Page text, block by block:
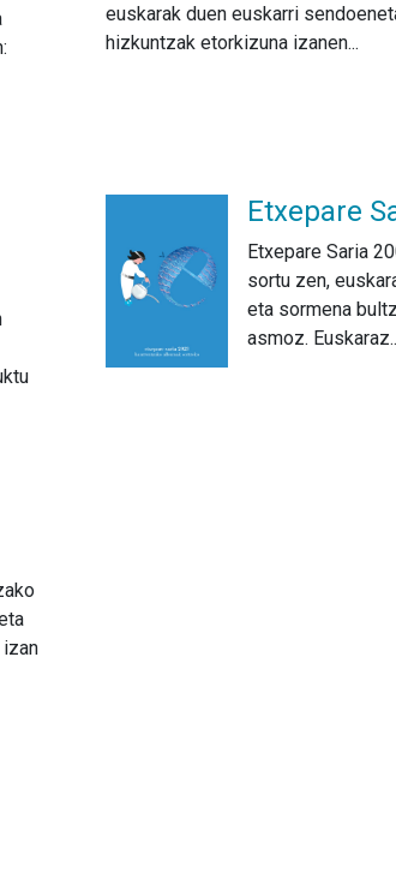
euskarak duen euskarri
hizkuntzak etorkizuna izanen...
Etxepare
Etxepare Saria
sortu zen,
eta sormena
asmoz.